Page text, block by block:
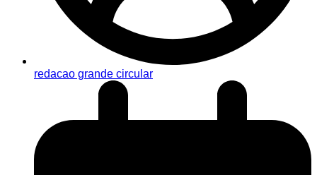
redacao grande circular